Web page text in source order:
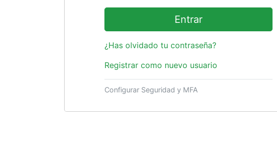
Entrar
¿Has olvidado tu contraseña?
Registrar como nuevo usuario
Configurar Seguridad y MFA